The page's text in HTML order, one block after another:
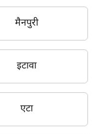
मैनपुरी
इटावा
एटा